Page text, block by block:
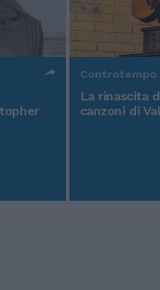
Controtempo
La rinascita
canzoni di